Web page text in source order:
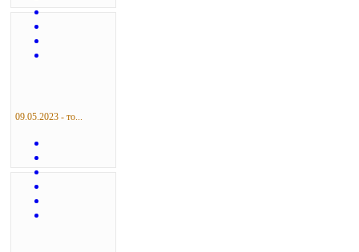
09.05.2023 - то...